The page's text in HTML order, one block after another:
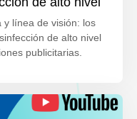
y línea de visión: los
de alto nivel
publicitarias.